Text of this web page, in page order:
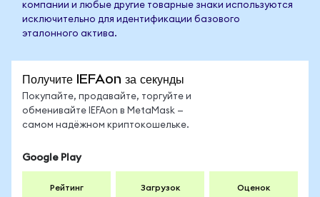
компании и любые другие товарные знаки используются
исключительно для идентификации базового
эталонного актива.
Получите IEFAon за секунды
Покупайте, продавайте, торгуйте и
обменивайте IEFAon в MetaMask —
самом надёжном криптокошельке.
Google Play
Рейтинг Загрузок Оценок